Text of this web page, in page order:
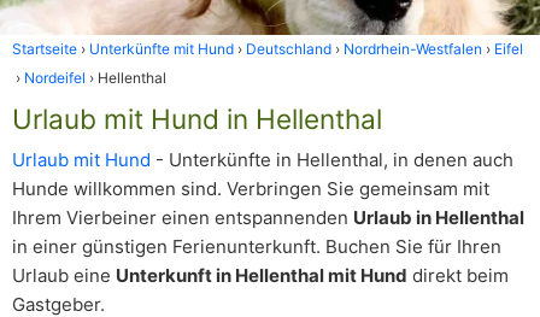
Startseite Unterkünfte mit Hund Deutschland Nordrhein-Westfalen
Eifel
Nordeifel
Hellenthal
Urlaub mit Hund in Hellenthal
Urlaub mit Hund - Unterkünfte in Hellenthal, in denen auch
Hunde willkommen sind. Verbringen Sie gemeinsam mit
Ihrem Vierbeiner einen entspannenden Urlaub in Hellenthal
in einer günstigen Ferienunterkunft. Buchen Sie für Ihren
Urlaub eine Unterkunft in Hellenthal mit Hund direkt beim
Gastgeber.